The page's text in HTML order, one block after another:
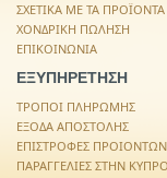
ΣΧΕΤΙΚΑ ΜΕ ΤΑ
ΧΟΝΔΡΙΚΗ ΠΩΛΗΣΗ
ΕΠΙΚΟΙΝΩΝΙΑ
ΕΞΥΠΗΡΕΤΗΣΗ
ΤΡΟΠΟΙ ΠΛΗΡΩΜΗΣ
ΕΞΟΔΑ ΑΠΟΣΤΟΛΗΣ
ΕΠΙΣΤΡΟΦΕΣ ΠΡΟΙΟΝΤΩΝ
ΠΑΡΑΓΓΕΛΙΕΣ ΣΤΗΝ ΚΥΠΡΟ